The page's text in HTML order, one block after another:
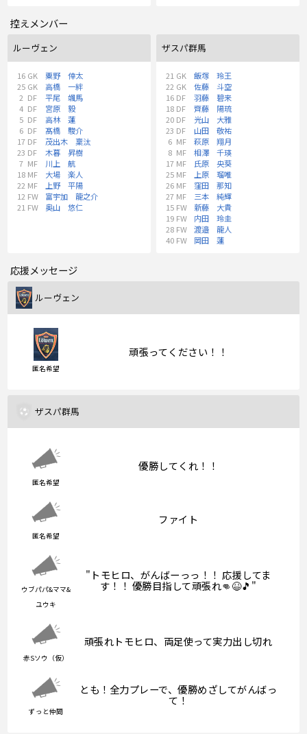
控えメンバー
ルーヴェン
16 GK
粟野 倖太
25 GK
高橋 一絆
2 DF
平尾 颯馬
4 DF
宮原 毅
5 DF
高林 蓮
6 DF
髙橋 駿介
17 DF
茂出木 稟汰
23 DF
木暮 昇樹
7 MF
川上 航
18 MF
大場 楽人
22 MF
上野 平陽
12 FW
富宇加 龍之介
21 FW 奥山 悠仁
ザスパ群馬
21 GK
飯塚 玲王
22 GK
佐藤 斗空
16 DF
羽藤 碧来
18 DF
齊藤 陽琉
20 DF
光山 大雅
23 DF
山田 敬祐
6 MF
萩原 翔月
8 MF
相澤 千瑛
17 MF
氏原 央葵
25 MF
上原 瑠唯
26 MF
窪田 那知
27 MF
三本 純輝
15 FW
新藤 大貴
19 FW
内田 玲圭
28 FW
渡邉 龍人
40 FW 岡田 蓮
応援メッセージ
ルーヴェン
匿名希望
頑張ってください！！
ザスパ群馬
匿名希望
優勝してくれ！！
匿名希望
ファイト
ウブパパ&ママ&
ユウキ
"トモヒロ、がんばーっっ！！ 応援してま
す！！ 優勝目指して頑張れ👊😆🎵"
赤Sソウ（仮）
頑張れトモヒロ、両足使って実力出し切れ
ずっと仲間
とも！全力プレーで、優勝めざしてがんばっ
て！